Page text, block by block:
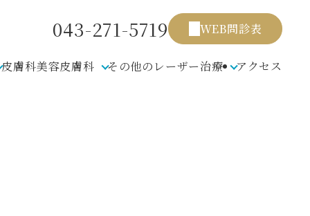
043-271-5719 WEB問診表
皮膚科美容皮膚科 その他のレーザー治療 アクセス